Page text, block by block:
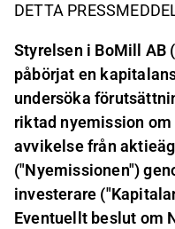
DETTA
Styrelsen i BoMill AB
påbörjat en
undersöka
riktad nyemission om
avvikelse från
("Nyemissionen")
investerare
Eventuellt beslut om